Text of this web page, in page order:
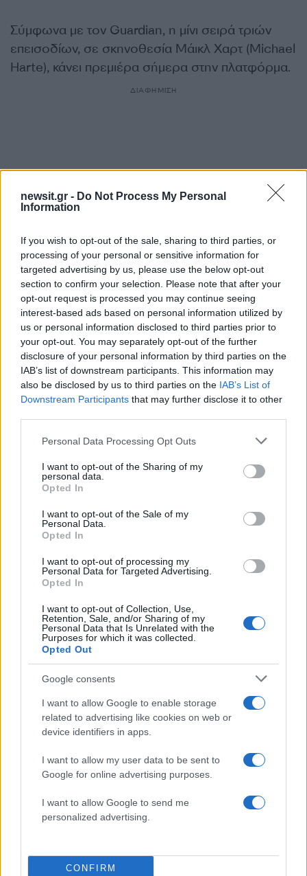
newsit.gr - Do Not Process My Personal
Information
If you wish to opt-out of the sale, sharing to third parties, or
processing of your personal or sensitive information for
targeted advertising by us, please use the below opt-out
section to confirm your selection. Please note that after your
opt-out request is processed you may continue seeing
interest-based ads based on personal information utilized by
us or personal information disclosed to third parties prior to
your opt-out. You may separately opt-out of the further
disclosure of your personal information by third parties on the
IAB’s list of downstream participants. This information may
also be disclosed by us to third parties on the IAB’s List of
Downstream Participants that may further disclose it to other
Please note that this website/app uses one or more Google
not limited to your visit or usage behaviour. You may click to
grant or deny consent to Google and its third-party tags to
use your data for below specified purposes in below Google
consent section.
Personal Data Processing Opt Outs
I want to opt-out of the Sharing of my
personal data.
Opted In
I want to opt-out of the Sale of my
Personal Data.
Opted In
I want to opt-out of processing my
Personal Data for Targeted Advertising.
Opted In
I want to opt-out of Collection, Use,
Retention, Sale, and/or Sharing of my
Personal Data that Is Unrelated with the
Purposes for which it was collected.
Opted Out
Google consents
I want to allow Google to enable storage
related to advertising like cookies on web or
device identifiers in apps.
I want to allow my user data to be sent to
Google for online advertising purposes.
I want to allow Google to send me
personalized advertising.
CONFIRM
Σύμφωνα με τον Guardian, η μίνι σειρά τριών
επεισοδίων, σε σκηνοθεσία Μάικλ Χαρτ (Michael
Harte), κάνει πρεμιέρα σήμερα στην πλατφόρμα.
ΔΙΑΦΗΜΙΣΗ
Σχόλια
Σχολίασε εδώ
50 /50
Υποβολή σχολίου
Όροι Χρήσης. Το site προστατεύεται από reCAPTCHA, ισχύουν
Πολιτική Απορρήτου&Όροι Χρήσης
ΚΑΙΛΙ ΜΙΝΟΓΚ
ΚΑΡΚΙΝΟΣ
Αν τα χάσατε
Βικτώρια Χαλκίτη: «Ήταν
λίγο αψυχολόγητη η
Eurovision» εξηγεί η vocal
coach της Dara από τη
Η αγάπη της μητέρας
ήταν εξοργιστική, η